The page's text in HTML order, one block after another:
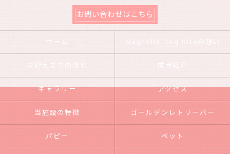
お問い合わせはこちら
ホーム Magnolia Dog Siteの想い
お迎えまでの流れ 成犬紹介
ギャラリー アクセス
当施設の特徴 ゴールデンレトリーバー
パピー ペット